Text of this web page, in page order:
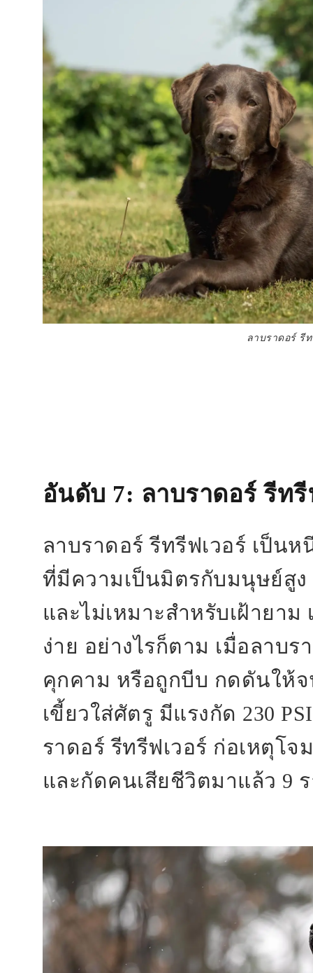
ลาบราดอร์ รี
อันดับ 7: ลาบราดอร์ รีทรี
ลาบราดอร์ รีทรีฟเวอร์ เป็น
ที่มีความเป็นมิตรกับมนุษย์สู
และไม่เหมาะสำหรับเฝ้ายา
ง่าย อย่างไรก็ตาม เมื่อลาบร
คุกคาม หรือถูกบีบ กดดันให้
เขี้ยวใส่ศัตรู มีแรงกัด 230
ราดอร์ รีทรีฟเวอร์ ก่อเหตุโ
และกัดคนเสียชีวิตมาแล้ว 9